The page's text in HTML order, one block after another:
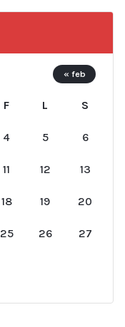
F L S
4 5 6
11 12 13
18 19 20
25 26 27
« feb